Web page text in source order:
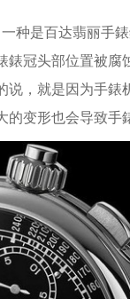
种是百达翡丽手
冠头部位置被
，就是因为手錶
变形也会导致手